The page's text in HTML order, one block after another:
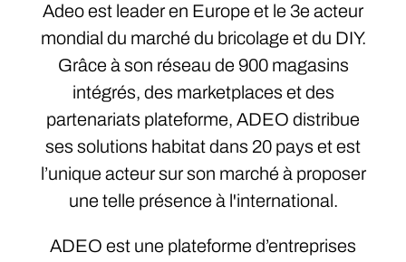
Adeo est leader en Europe et le 3e acteur
mondial du marché du bricolage et du DIY.
Grâce à son réseau de 900 magasins
intégrés, des marketplaces et des
partenariats plateforme, ADEO distribue
ses solutions habitat dans 20 pays et est
l’unique acteur sur son marché à proposer
une telle présence à l'international.
ADEO est une plateforme d’entreprises